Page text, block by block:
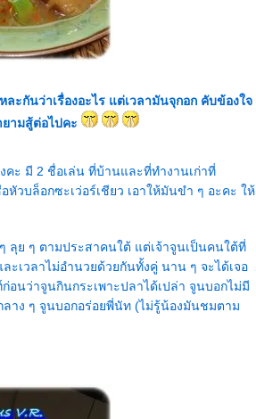
กันว่าเรื่องอะไร แต่เวลามันจุกอก คับข้องใจ
ามสู้ต่อไปคะ
คะ มี 2 ชื่อเล่น ที่บ้านและที่ทำงานเก่าที่
หัวบล็อกซะเว่อร์เชียว เอาให้มันขำ ๆ อะคะ ให้
ลุย ๆ ตามประสาคนใต้ แต่เจ้าจูนเป็นคนใต้ที่
เวลาไม่อำนวยด้วยกันทั้งคู่ นาน ๆ จะได้เจอ
นว่าจูนกินกระเพาะปลาได้เปล่า จูนบอกไม่มี
ลาง ๆ จูนบอกอร่อยพี่นัท (ไม่รู้น้องมันชมตาม